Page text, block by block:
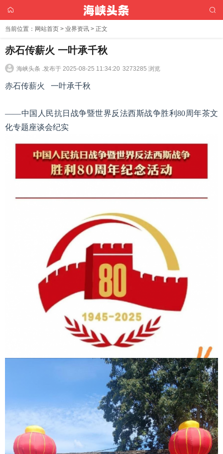
当前位置： 网站首页 > 业界资讯 > 正文
赤石传薪火 一叶承千秋
海峡头条 .发布于 2025-08-25 11:34:20 3273285 浏览
赤石传薪火 一叶承千秋
——中国人民抗日战争暨世界反法西斯战争胜利80周年茶文
化专题座谈会纪实